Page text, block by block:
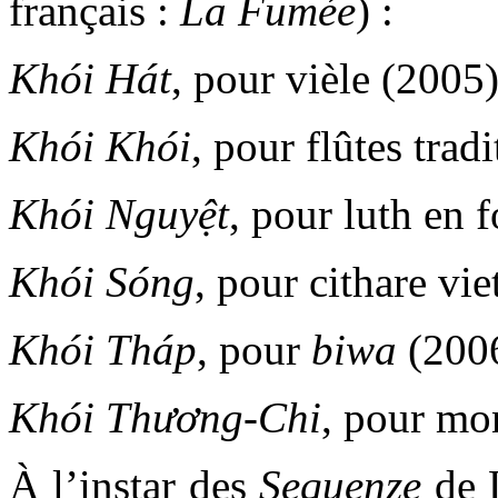
français : La Fumée) :
Khói Hát, pour vièle (2005)
Khói Khói, pour flûtes
Khói Nguyệt, pour luth en
Khói Sóng, pour cithare
Khói Tháp, pour biwa
Khói Thương-Chi, pour
À l’instar desSequenze de